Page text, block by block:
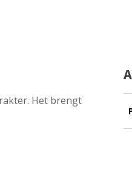
Het brengt